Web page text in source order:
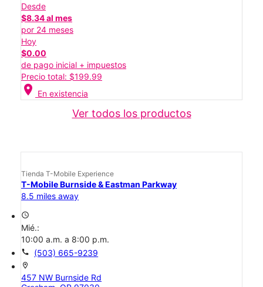
Desde
$8.34 al mes
por 24 meses
Hoy
$0.00
de pago inicial + impuestos
Precio total: $199.99
location_on En existencia
Ver todos los productos
Tienda T-Mobile Experience
T-Mobile Burnside & Eastman Parkway
8.5 miles away
access_time
Mié.:
10:00 a.m. a 8:00 p.m.
call (503) 665-9239
location_on
457 NW Burnside Rd